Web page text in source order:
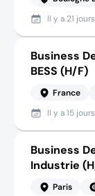
Il y a 21 jours
Business
BESS (H/F)
France
Il y a15 jours
Business
Industrie
Paris